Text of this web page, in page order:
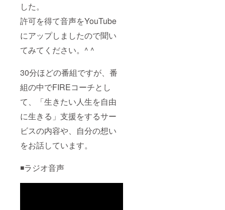
した。
許可を得て音声をYouTube
にアップしましたので聞い
てみてください。^ ^
30分ほどの番組ですが、番
組の中でFIREコーチとし
て、「生きたい人生を自由
に生きる」支援をするサー
ビスの内容や、自分の想い
をお話しています。
◾️ラジオ音声